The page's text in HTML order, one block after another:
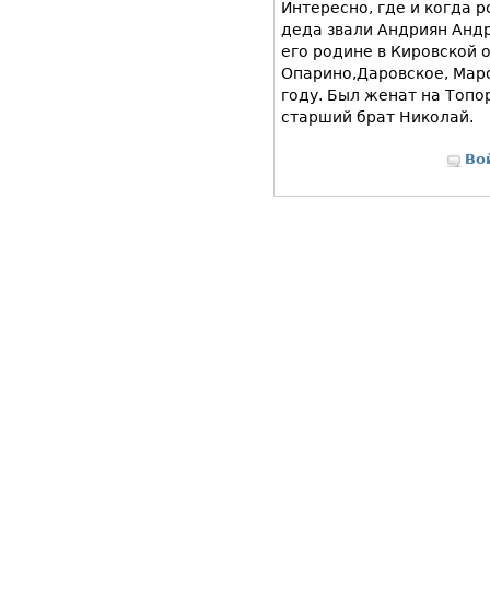
Интересно, где и когда
деда звали Андриян
его родине в Кировской
Опарино,Даровское,
году. Был женат на
старший брат Николай.